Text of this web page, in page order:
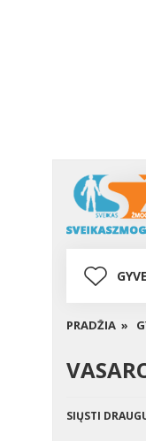
PRADŽIA »
SIŲSTI